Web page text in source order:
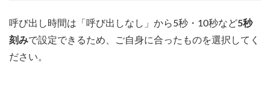
呼び出し時間は「呼び出しなし」から5秒・10秒など5秒
刻みで設定できるため、ご自身に合ったものを選択してく
ださい。